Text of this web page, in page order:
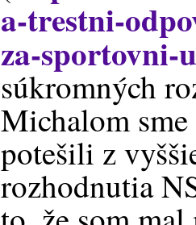
a-trestni-
za-sportovni-
súkromných
Michalom sme
potešili z
rozhodnutia